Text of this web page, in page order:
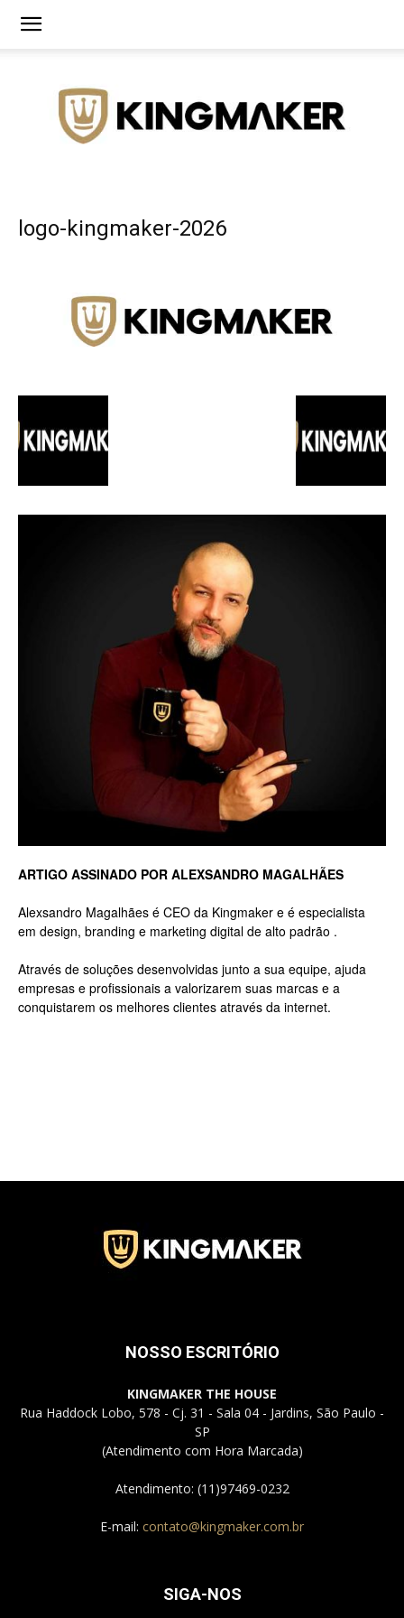
Agência
Alto
Padrão,
Premium
e
Luxo
–
SP
logo-kingmaker-2026
ARTIGO ASSINADO POR ALEXSANDRO MAGALHÃES
Alexsandro Magalhães é CEO da Kingmaker e é especialista
em design, branding e marketing digital de alto padrão .
Através de soluções desenvolvidas junto a sua equipe, ajuda
empresas e profissionais a valorizarem suas marcas e a
conquistarem os melhores clientes através da internet.
NOSSO ESCRITÓRIO
KINGMAKER THE HOUSE
Rua Haddock Lobo, 578 - Cj. 31 - Sala 04 - Jardins, São Paulo -
SP
(Atendimento com Hora Marcada)
Atendimento: (11)97469-0232
E-mail: contato@kingmaker.com.br
SIGA-NOS